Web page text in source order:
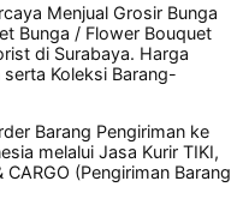
Menjual Grosir Bunga
Bunga / Flower Bouquet
di Surabaya. Harga
Koleksi Barang-
Barang Pengiriman ke
melalui Jasa Kurir TIKI,
(Pengiriman Barang